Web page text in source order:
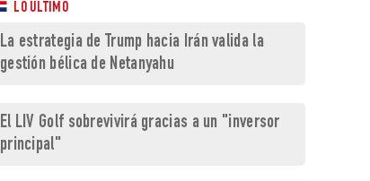
LO ÚLTIMO
La estrategia de Trump hacia Irán valida la
gestión bélica de Netanyahu
El LIV Golf sobrevivirá gracias a un "inversor
principal"